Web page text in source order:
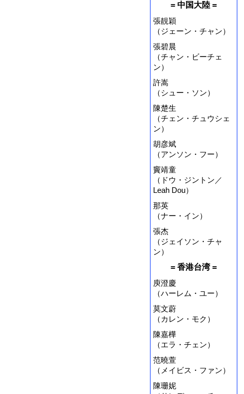
= 中国大陸 =
張靚穎
（ジェーン・チャン）
張碧晨
（チャン・ビーチェ
ン）
許嵩
（シュー・ソン）
陳楚生
（チェン・チュウシェ
ン）
胡彦斌
（アンソン・フー）
竇靖童
（ドウ・ジントン／
Leah Dou）
那英
（ナー・イン）
張杰
（ジェイソン・チャ
ン）
= 香港台湾 =
庾澄慶
（ハーレム・ユー）
莫文蔚
（カレン・モク）
陳嘉樺
（エラ・チェン）
范曉萱
（メイビス・ファン）
陳珊妮